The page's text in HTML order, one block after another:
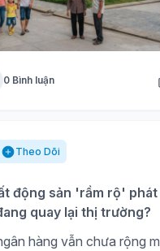
0 Bình luận
Theo Dõi
động sản 'rầm rộ' phát
quay lại thị trường?
hàng vẫn chưa rộng